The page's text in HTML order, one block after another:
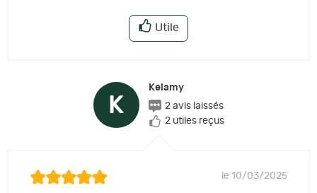
Utile
K
Kelamy
2 avis laissés
2 utiles reçus
le 10/03/2025